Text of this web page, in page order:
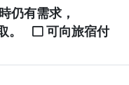
仍有需求，
。
可向旅宿付